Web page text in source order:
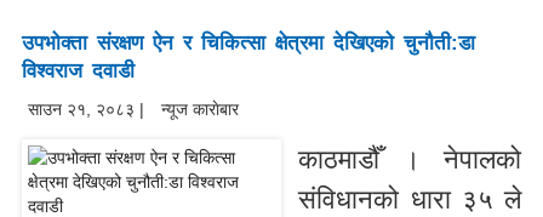
उपभोक्ता संरक्षण ऐन र चिकित्सा क्षेत्रमा देखिएको चुनौती:डा
विश्वराज दवाडी
साउन २१, २०८३ | न्यूज काराेबार
काठमाडौँ । नेपालको
संविधानको धारा ३५ ले